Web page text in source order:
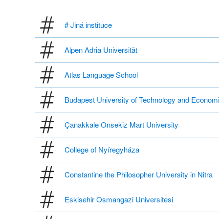
# Jiná instituce
Alpen Adria Universität
Atlas Language School
Budapest University of Technology and
Çanakkale Onsekiz Mart University
College of Nyíregyháza
Constantine the Philosopher University in Nitra
Eskisehir Osmangazi Universitesi